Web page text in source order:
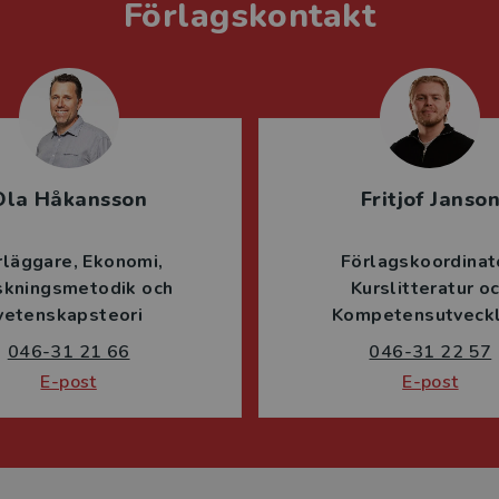
Förlagskontakt
Håkansson
Ekonomi
och
046-31 21 66
E-post
Fritjof Janson
Kurslitteratur
046-31 22 57
E-post